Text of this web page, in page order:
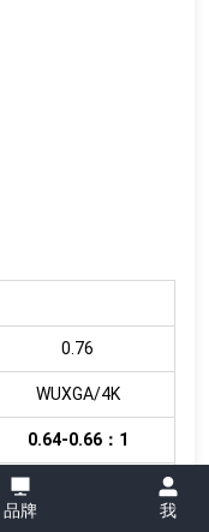
0.76
WUXGA/4K
0.64-0.66：1
品牌 我